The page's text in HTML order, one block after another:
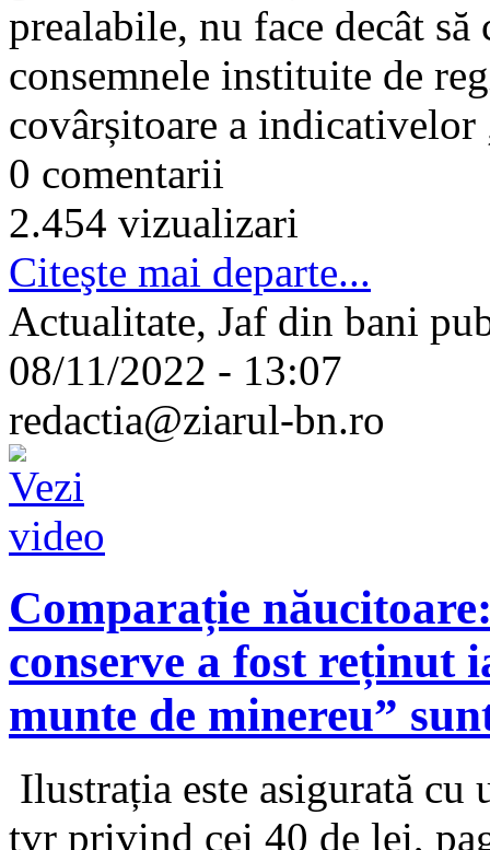
prealabile, nu face decât
consemnele instituite de
covârșitoare a indicativelor
0 comentarii
2.454 vizualizari
Citeşte mai departe...
Actualitate, Jaf din bani
08/11/2022 - 13:07
redactia@ziarul-bn.ro
Comparație
conserve a fost reținut
munte de minereu”
Ilustrația este asigurată
tvr privind cei 40 de lei,